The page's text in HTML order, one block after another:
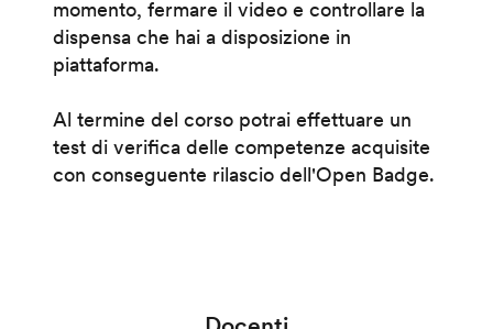
momento, fermare il video e controllare la
dispensa che hai a disposizione in
piattaforma.
Al termine del corso potrai effettuare un
test di verifica delle competenze acquisite
con conseguente rilascio dell'Open Badge.